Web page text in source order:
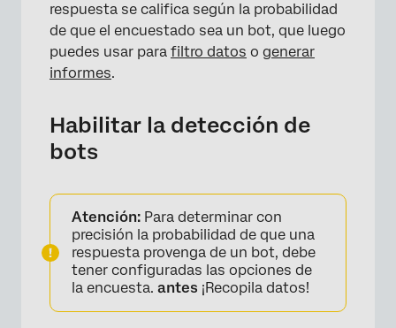
respuesta se califica según la probabilidad
de que el encuestado sea un bot, que luego
puedes usar para filtro datos o generar
informes.
Habilitar la detección de
bots
Atención: Para determinar con
precisión la probabilidad de que una
respuesta provenga de un bot, debe
tener configuradas las opciones de
la encuesta. antes ¡Recopila datos!